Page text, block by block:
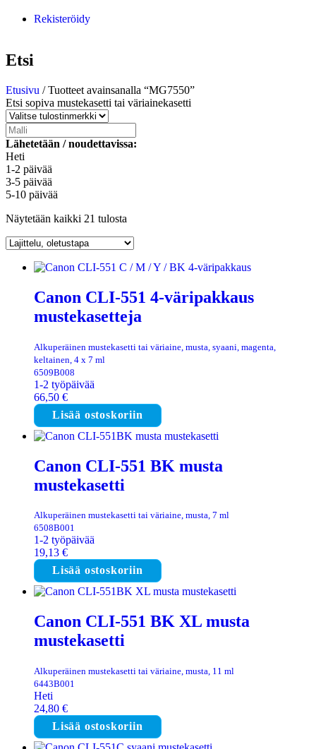
Rekisteröidy
Etsi
Etusivu / Tuotteet avainsanalla “MG7550”
Etsi sopiva mustekasetti tai väriainekasetti
Lähetetään / noudettavissa:
Heti
1-2 päivää
3-5 päivää
5-10 päivää
Näytetään kaikki 21 tulosta
Canon CLI-551 4-väripakkaus
mustekasetteja
Alkuperäinen mustekasetti tai väriaine, musta, syaani, magenta,
keltainen, 4 x 7 ml
6509B008
1-2 työpäivää
66,50 €
Lisää ostoskoriin
Canon CLI-551 BK musta
mustekasetti
Alkuperäinen mustekasetti tai väriaine, musta, 7 ml
6508B001
1-2 työpäivää
19,13 €
Lisää ostoskoriin
Canon CLI-551 BK XL musta
mustekasetti
Alkuperäinen mustekasetti tai väriaine, musta, 11 ml
6443B001
Heti
24,80 €
Lisää ostoskoriin